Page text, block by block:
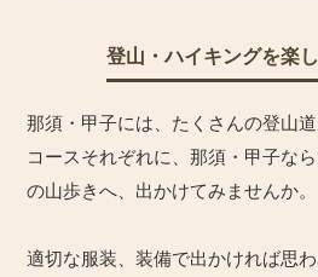
登山・ハイキングを楽
那須・甲子には、たくさんの登山
コースそれぞれに、那須・甲子な
の山歩きへ、出かけてみませんか。
適切な服装、装備で出かければ思